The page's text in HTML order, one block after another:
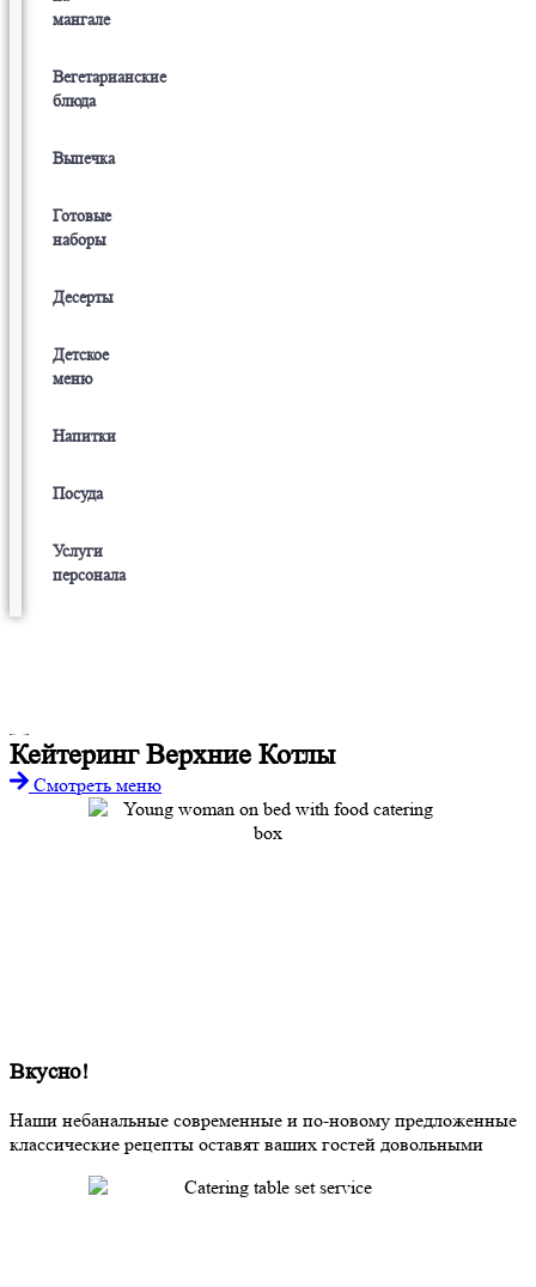
мангале
Вегетарианские
блюда
Выпечка
Готовые
наборы
Десерты
Детское
меню
Напитки
Посуда
Услуги
персонала
Кейтеринг Верхние Котлы
Смотреть меню
Вкусно!
Наши небанальные современные и по-новому предложенные
классические рецепты оставят ваших гостей довольными